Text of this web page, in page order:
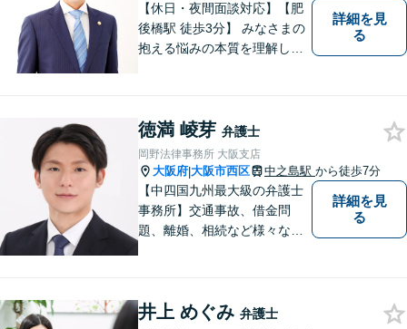
【休日・夜間面談対応】【肥
後橋駅 徒歩3分】 みなさまの
抱える悩みの本質を理解し解
詳細を見
る
徳満 崚芽 弁護士
岡野法律事務所 大阪支店
大阪府|大阪市西区 中之島駅 から徒歩7分
【中四国九州最大級の弁護士
事務所】交通事故、借金問
題、離婚、相続など様々な問
い！
詳細を見
る
井上 めぐみ 弁護士